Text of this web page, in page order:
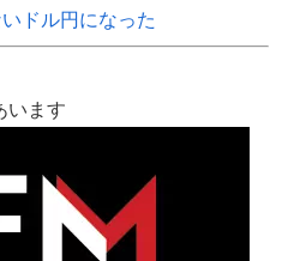
ドル円になった
います